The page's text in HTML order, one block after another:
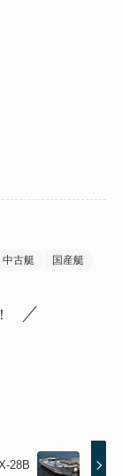
中古艇 国産艇
28B